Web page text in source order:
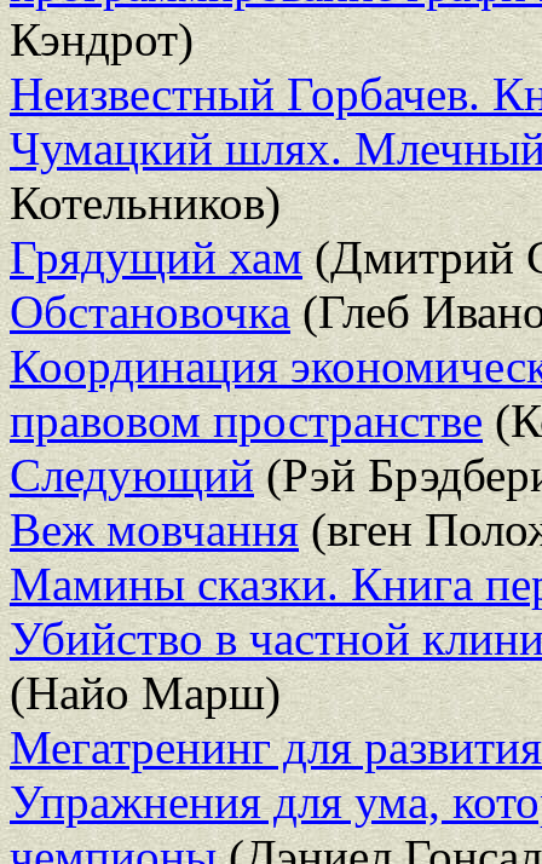
Кэндрот)
Неизвестный Горбачев.
Чумацкий шлях.
Котельников)
Грядущий хам(Дмитрий
Обстановочка(Глеб
Координация
правовом пространстве
Следующий(Рэй
Веж мовчання(вген
Мамины сказки. Книга
Убийство в частной
(Найо Марш)
Мегатренинг для
Упражнения для ума,